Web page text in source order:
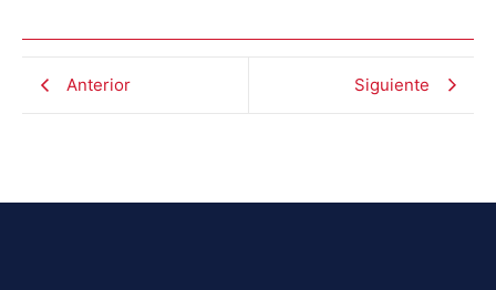
Anterior Siguiente